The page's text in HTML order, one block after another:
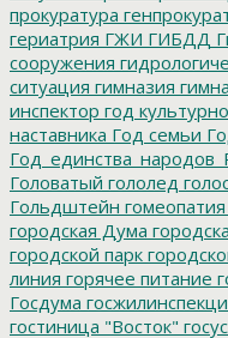
прокуратура
гериатрия ГЖИ ГИБДД
сооружения
ситуация гимназия
инспектор год
наставника Год семьи
Головатый гололед
Гольдштейн гомеопатия
городская Дума
городской парк
линия горячее питание
Госдума
гостиница "Восток"